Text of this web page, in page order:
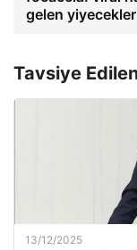
gelen yiyecekler
Tavsiye
13/12/2025